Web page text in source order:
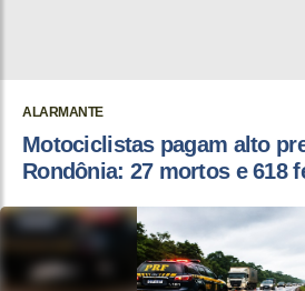
ALARMANTE
Motociclistas pagam alto
Rondônia: 27 mortos e 618